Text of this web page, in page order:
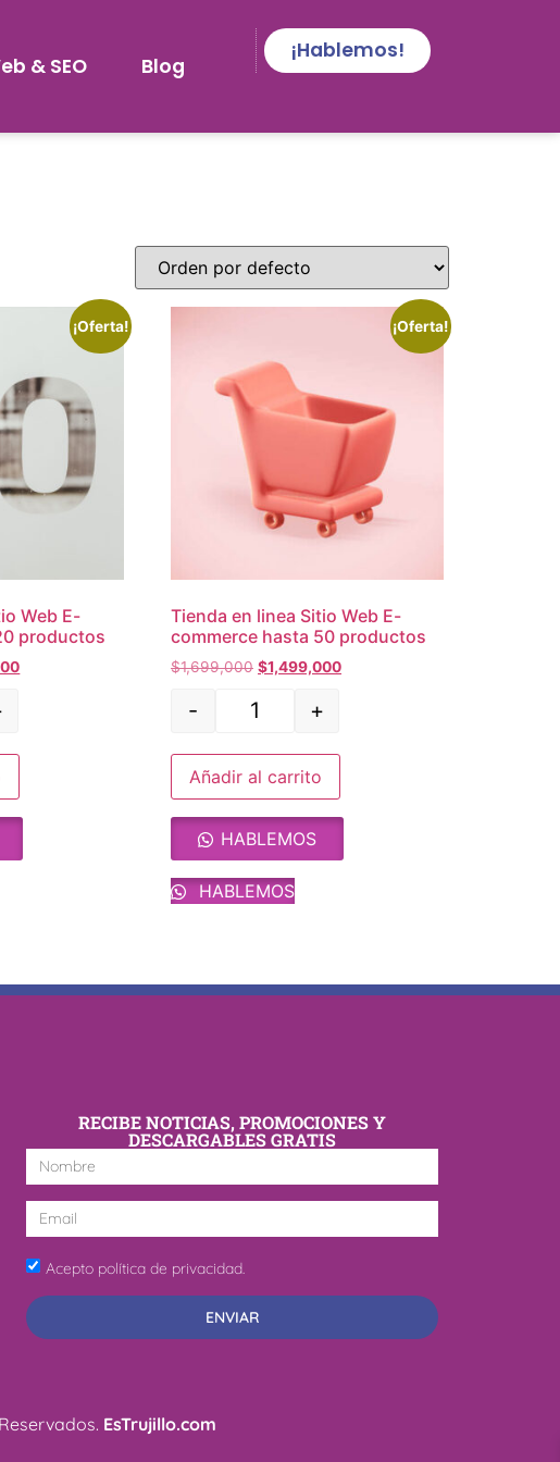
& SEO Blog
¡Hablemos!
¡Oferta!
Web E-
productos
¡Oferta!
Tienda en linea Sitio Web E-
commerce hasta 50 productos
$1,699,000 $1,499,000
- +
Añadir al carrito
HABLEMOS
HABLEMOS
RECIBE NOTICIAS, PROMOCIONES Y
DESCARGABLES GRATIS
Acepto política de privacidad.
ENVIAR
EsTrujillo.com